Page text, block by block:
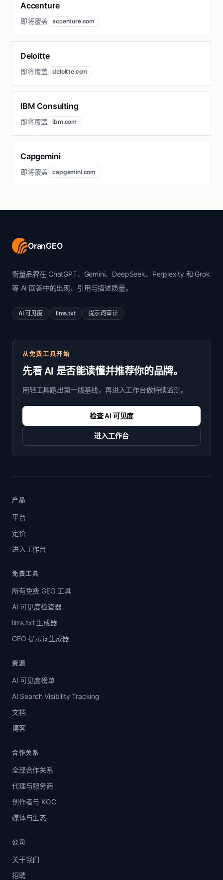
Accenture
即将覆盖 accenture.com
Deloitte
即将覆盖 deloitte.com
IBM Consulting
即将覆盖 ibm.com
Capgemini
即将覆盖 capgemini.com
OranGEO
衡量品牌在 ChatGPT、Gemini、DeepSeek、Perplexity 和 Grok
等 AI 回答中的出现、引用与描述质量。
AI 可见度 llms.txt 提示词审计
从免费工具开始
先看 AI 是否能读懂并推荐你的品牌。
用轻工具跑出第一版基线，再进入工作台做持续监测。
检查 AI 可见度
进入工作台
产品
平台
定价
进入工作台
免费工具
所有免费 GEO 工具
AI 可见度检查器
llms.txt 生成器
GEO 提示词生成器
资源
AI 可见度榜单
AI Search Visibility Tracking
文档
博客
合作关系
全部合作关系
代理与服务商
创作者与 KOC
媒体与生态
公司
关于我们
招聘